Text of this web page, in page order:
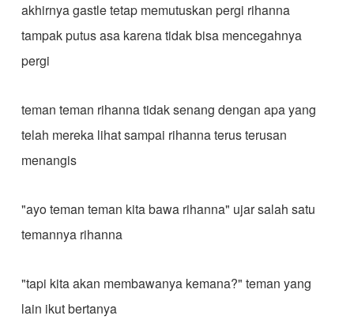
akhirnya gastle tetap memutuskan pergi rihanna
tampak putus asa karena tidak bisa mencegahnya
pergi
teman teman rihanna tidak senang dengan apa yang
telah mereka lihat sampai rihanna terus terusan
menangis
"ayo teman teman kita bawa rihanna" ujar salah satu
temannya rihanna
"tapi kita akan membawanya kemana?" teman yang
lain ikut bertanya